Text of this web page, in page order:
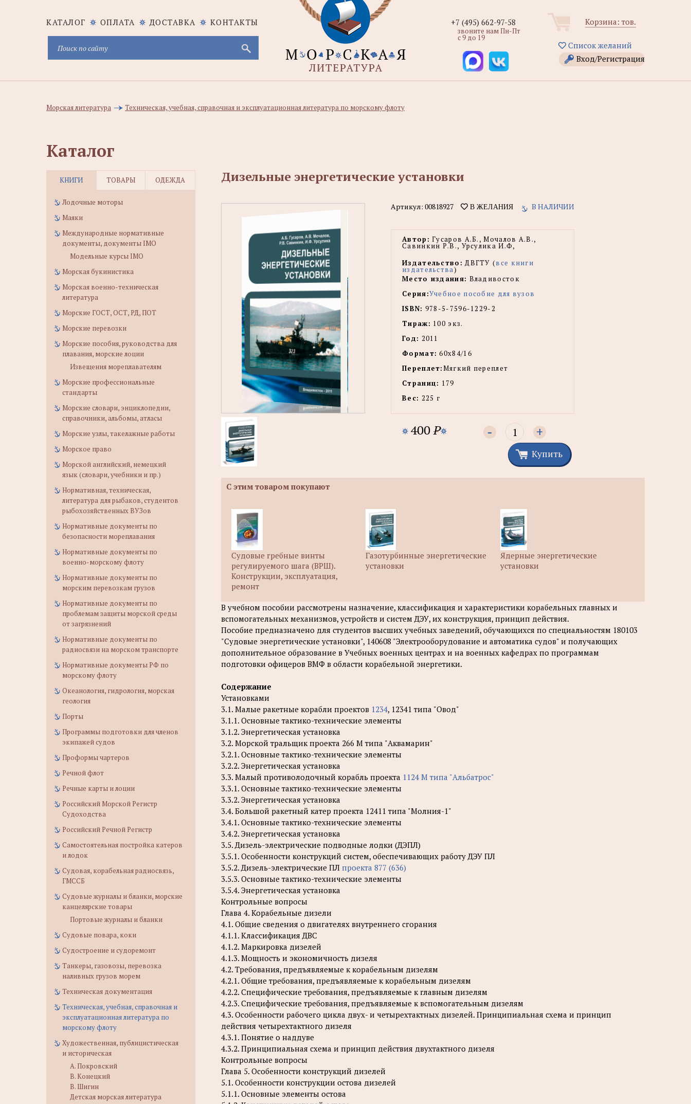
КАТАЛОГ ОПЛАТА ДОСТАВКА КОНТАКТЫ Корзина: тов.
Список желаний
Вход/Регистрация
+7 (495) 662-97-58
звоните нам Пн-Пт
с 9 до 19
Морская литература Техническая, учебная, справочная и эксплуатационная литература по морскому флоту
Каталог
КНИГИ ТОВАРЫ ОДЕЖДА
Лодочные моторы
Маяки
Международные нормативные
документы, документы IMO
Модельные курсы IMO
Морская букинистика
Морская военно-техническая
литература
Морские ГОСТ, ОСТ, РД, ПОТ
Морские перевозки
Морские пособия, руководства для
плавания, морские лоции
Извещения мореплавателям
Морские профессиональные
стандарты
Морские словари, энциклопедии,
справочники, альбомы, атласы
Морские узлы, такелажные работы
Морское право
Морской английский, немецкий
язык (словари, учебники и пр.)
Нормативная, техническая,
литература для рыбаков, студентов
рыбохозяйственных ВУЗов
Нормативные документы по
безопасности мореплавания
Нормативные документы по
военно-морскому флоту
Нормативные документы по
морским перевозкам грузов
Нормативные документы по
проблемам защиты морской среды
от загрязнений
Нормативные документы по
радиосвязи на морском транспорте
Нормативные документы РФ по
морскому флоту
Океанология, гидрология, морская
геология
Порты
Программы подготовки для членов
экипажей судов
Проформы чартеров
Речной флот
Речные карты и лоции
Российский Морской Регистр
Судоходства
Российский Речной Регистр
Самостоятельная постройка катеров
и лодок
Судовая, корабельная радиосвязь,
ГМССБ
Судовые журналы и бланки, морские
канцелярские товары
Портовые журналы и бланки
Судовые повара, коки
Судостроение и судоремонт
Танкеры, газовозы, перевозка
наливных грузов морем
Техническая документация
Техническая, учебная, справочная и
эксплуатационная литература по
морскому флоту
Художественная, публицистическая
и историческая
А. Покровский
В. Конецкий
В. Шигин
Детская морская литература
Дизельные энергетические установки
Артикул: 00818927 В ЖЕЛАНИЯ В НАЛИЧИИ
Автор: Гусаров А.Б., Мочалов А.В.,
Савинкин Р.В., Урсулика И.Ф,
Издательство: ДВГТУ (все книги
издательства)
Место издания: Владивосток
Серия:Учебное пособие для вузов
ISBN: 978-5-7596-1229-2
Тираж: 100 экз.
Год: 2011
Формат: 60x84/16
Переплет:Мягкий переплет
Страниц: 179
Вес: 225 г
400P - +
Купить
С этим товаром покупают
Судовые гребные винты
регулируемого шага (ВРШ).
Конструкции, эксплуатация,
ремонт
Газотурбинные энергетические
установки
Ядерные энергетические
установки
В учебном пособии рассмотрены назначение, классификация и характеристики корабельных главных и
вспомогательных механизмов, устройств и систем ДЭУ, их конструкция, принцип действия.
Пособие предназначено для студентов высших учебных заведений, обучающихся по специальностям 180103
"Судовые энергетические установки", 140608 "Электрооборудование и автоматика судов" и получающих
дополнительное образование в Учебных военных центрах и на военных кафедрах по программам
подготовки офицеров ВМФ в области корабельной энергетики.
Содержание
Установками
3.1. Малые ракетные корабли проектов 1234, 12341 типа "Овод"
3.1.1. Основные тактико-технические элементы
3.1.2. Энергетическая установка
3.2. Морской тральщик проекта 266 М типа "Аквамарин"
3.2.1. Основные тактико-технические элементы
3.2.2. Энергетическая установка
3.3. Малый противолодочный корабль проекта 1124 М типа "Альбатрос"
3.3.1. Основные тактико-технические элементы
3.3.2. Энергетическая установка
3.4. Большой ракетный катер проекта 12411 типа "Молния-1"
3.4.1. Основные тактико-технические элементы
3.4.2. Энергетическая установка
3.5. Дизель-электрические подводные лодки (ДЭПЛ)
3.5.1. Особенности конструкций систем, обеспечивающих работу ДЭУ ПЛ
3.5.2. Дизель-электрические ПЛ проекта 877 (636)
3.5.3. Основные тактико-технические элементы
3.5.4. Энергетическая установка
Контрольные вопросы
Глава 4. Корабельные дизели
4.1. Общие сведения о двигателях внутреннего сгорания
4.1.1. Классификация ДВС
4.1.2. Маркировка дизелей
4.1.3. Мощность и экономичность дизеля
4.2. Требования, предъявляемые к корабельным дизелям
4.2.1. Общие требования, предъявляемые к корабельным дизелям
4.2.2. Специфические требования, предъявляемые к главным дизелям
4.2.3. Специфические требования, предъявляемые к вспомогательным дизелям
4.3. Особенности рабочего цикла двух- и четырехтактных дизелей. Принципиальная схема и принцип
действия четырехтактного дизеля
4.3.1. Понятие о наддуве
4.3.2. Принципиальная схема и принцип действия двухтактного дизеля
Контрольные вопросы
Глава 5. Особенности конструкций дизелей
5.1. Особенности конструкции остова дизелей
5.1.1. Основные элементы остова